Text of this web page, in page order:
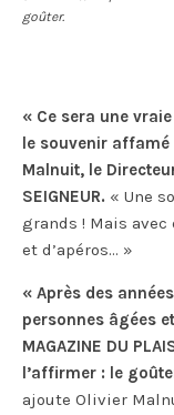
goûter.
« Ce sera une
le souvenir affamé
Malnuit, le
SEIGNEUR. « Une
grands ! Mais
et d’apéros… »
« Après des
personnes âgées et
MAGAZINE DU
l’affirmer : le
ajoute Olivier